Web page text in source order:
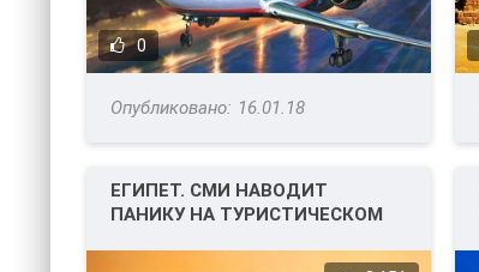
0
16.01.18
ЕГИПЕТ. СМИ НАВОДИТ
ПАНИКУ НА ТУРИСТИЧЕСКОМ